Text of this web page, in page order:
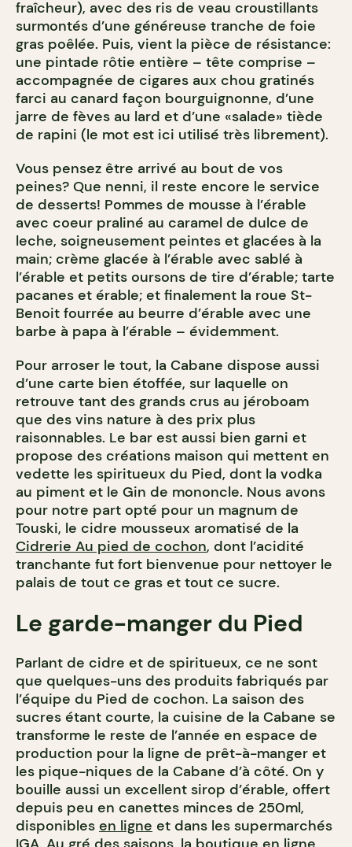
fraîcheur), avec des ris de veau croustillants
surmontés d’une généreuse tranche de foie
gras poêlée. Puis, vient la pièce de résistance:
une pintade rôtie entière – tête comprise –
accompagnée de cigares aux chou gratinés
farci au canard façon bourguignonne, d’une
jarre de fèves au lard et d’une «salade» tiède
de rapini (le mot est ici utilisé très librement).
Vous pensez être arrivé au bout de vos
peines? Que nenni, il reste encore le service
de desserts! Pommes de mousse à l’érable
avec coeur praliné au caramel de dulce de
leche, soigneusement peintes et glacées à la
main; crème glacée à l’érable avec sablé à
l’érable et petits oursons de tire d’érable; tarte
pacanes et érable; et finalement la roue St-
Benoit fourrée au beurre d’érable avec une
barbe à papa à l’érable – évidemment.
Pour arroser le tout, la Cabane dispose aussi
d’une carte bien étoffée, sur laquelle on
retrouve tant des grands crus au jéroboam
que des vins nature à des prix plus
raisonnables. Le bar est aussi bien garni et
propose des créations maison qui mettent en
vedette les spiritueux du Pied, dont la vodka
au piment et le Gin de mononcle. Nous avons
pour notre part opté pour un magnum de
Touski, le cidre mousseux aromatisé de la
Cidrerie Au pied de cochon, dont l’acidité
tranchante fut fort bienvenue pour nettoyer le
palais de tout ce gras et tout ce sucre.
Le garde-manger du Pied
Parlant de cidre et de spiritueux, ce ne sont
que quelques-uns des produits fabriqués par
l’équipe du Pied de cochon. La saison des
sucres étant courte, la cuisine de la Cabane se
transforme le reste de l’année en espace de
production pour la ligne de prêt-à-manger et
les pique-niques de la Cabane d’à côté. On y
bouille aussi un excellent sirop d’érable, offert
depuis peu en canettes minces de 250ml,
disponibles en ligne et dans les supermarchés